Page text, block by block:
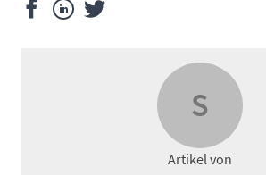
S
Artikel von